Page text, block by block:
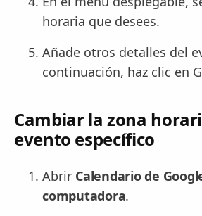
horaria que desees.
Añade otros detalles del
continuación, haz clic en
Cambiar la zona
evento específico
Abrir Calendario de
computadora.